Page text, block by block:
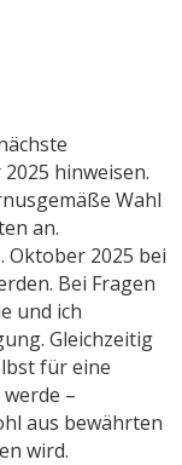
hinweisen.
Wahl
an.
Oktober 2025 bei
Bei Fragen
und ich
Gleichzeitig
für eine
–
aus bewährten
wird.